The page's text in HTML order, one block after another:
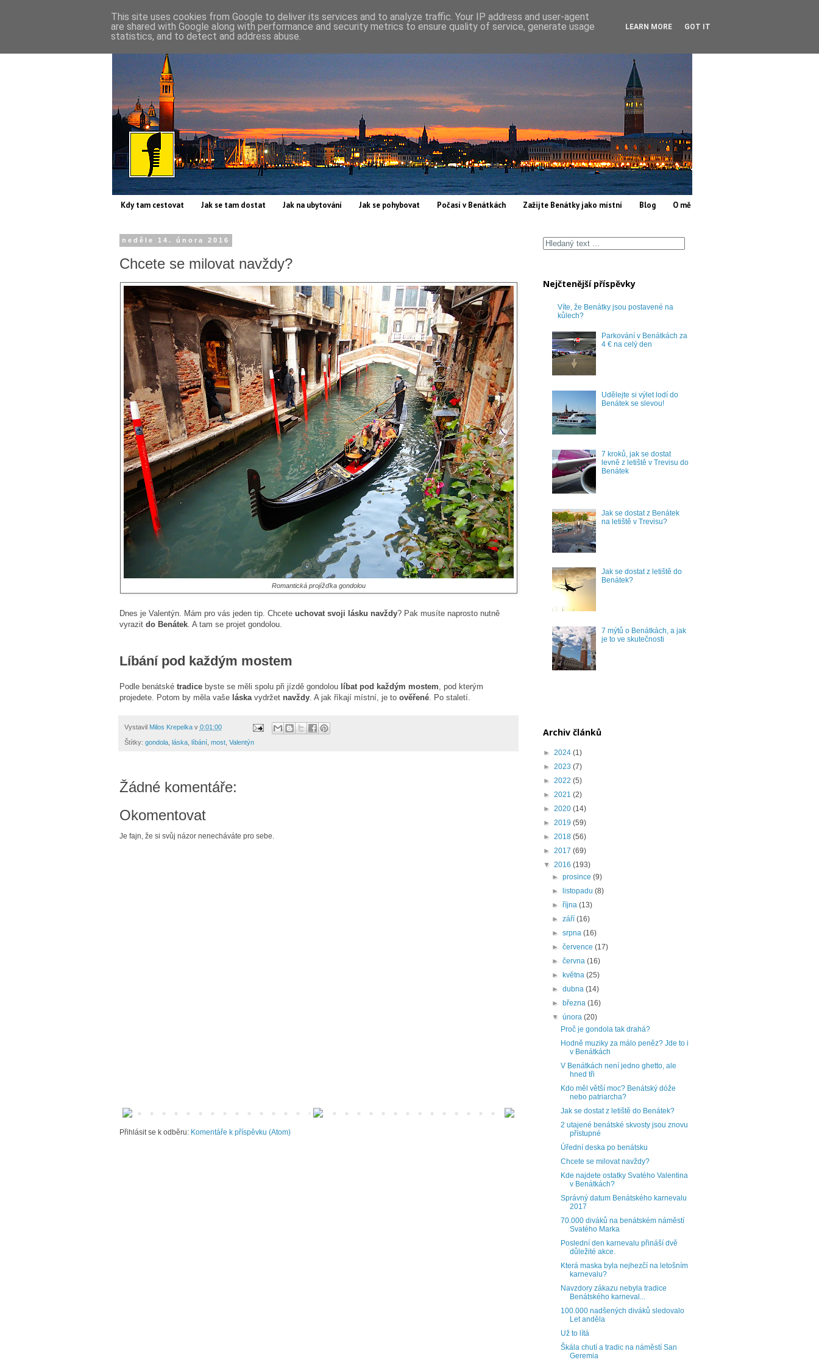
Kdy tam cestovat Jak se tam dostat Jak na ubytování Jak se pohybovat Počasí v Benátkách Zažijte Benátky jako místní Blog O mě
neděle 14. února 2016
Chcete se milovat navždy?
Romantická projížďka gondolou
Dnes je Valentýn. Mám pro vás jeden tip. Chceteuchovat svoji lásku navždy? Pak musíte naprosto nutně
vyrazit do Benátek. A tam se projet gondolou.
Líbání pod každým mostem
Podle benátské tradicebyste se měli spolu při jízdě gondolou líbat pod každým mostem, pod kterým
projedete. Potom by měla vaše láskavydržet navždy. A jak říkají místní, je to ověřené. Po staletí.
Vystavil Milos Krepelka v 0:01:00
Štítky: gondola, láska, líbání, most, Valentýn
Žádné komentáře:
Okomentovat
Je fajn, že si svůj názor nenecháváte pro sebe.
Přihlásit se k odběru: Komentáře k příspěvku (Atom)
Nejčtenější příspěvky
Víte, že Benátky jsou postavené na
kůlech?
Parkování v Benátkách za
4 € na celý den
Udělejte si výlet lodí do
Benátek se slevou!
7 kroků, jak se dostat
levně z letiště v Trevisu do
Benátek
Jak se dostat z Benátek
na letiště v Trevisu?
Jak se dostat z letiště do
Benátek?
7 mýtů o Benátkách, a jak
je to ve skutečnosti
Archiv článků
► 2024 (1)
► 2023 (7)
► 2022 (5)
► 2021 (2)
► 2020 (14)
► 2019 (59)
► 2018 (56)
► 2017 (69)
▼ 2016 (193)
► prosince (9)
►
listopadu (8)
► října (13)
► září (16)
► srpna (16)
► července (17)
► června (16)
►
května (25)
► dubna (14)
► března (16)
▼ února (20)
Proč je gondola tak drahá?
Hodně muziky za málo peněz? Jde to i
v Benátkách
V Benátkách není jedno ghetto, ale
hned tři
Kdo měl větší moc? Benátský dóže
nebo patriarcha?
Jak se dostat z letiště do Benátek?
2 utajené benátské skvosty jsou znovu
přístupné
Úřední deska po benátsku
Chcete se milovat navždy?
Kde najdete ostatky Svatého Valentina
v Benátkách?
Správný datum Benátského karnevalu
2017
70.000 diváků na benátském náměstí
Svatého Marka
Poslední den karnevalu přináší dvě
důležité akce.
Která maska byla nejhezčí na letošním
karnevalu?
Navzdory zákazu nebyla tradice
Benátského karneval...
100.000 nadšených diváků sledovalo
Let anděla
Už to lítá
Škála chutí a tradic na náměstí San
Geremia
This site uses cookies from Google to deliver its services and to analyze traffic. Your IP address and user-agent
are shared with Google along with performance and security metrics to ensure quality of service, generate usage
statistics, and to detect and address abuse.
LEARN MORE GOT IT